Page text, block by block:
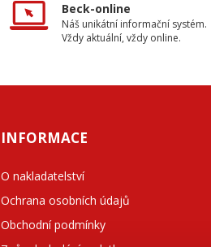
Beck-online
Náš unikátní informační systém.
Vždy aktuální, vždy online.
INFORMACE
O nakladatelství
Ochrana osobních údajů
Obchodní podmínky